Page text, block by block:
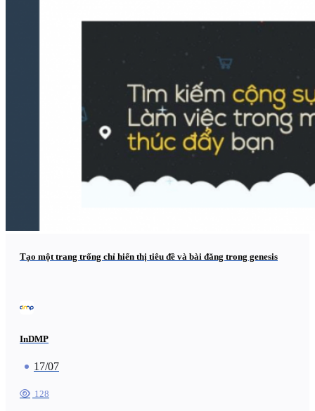
Tạo một trang trống chỉ hiển thị tiêu đề và bài đăng trong genesis
InDMP
17/07
128